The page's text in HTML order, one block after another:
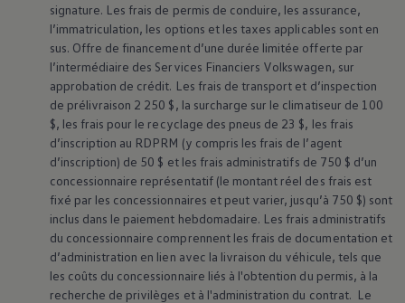
signature. Les frais de permis de conduire, les assurance,
l’immatriculation, les options et les taxes applicables sont en
sus. Offre de financement d’une durée limitée offerte par
l’intermédiaire des Services Financiers Volkswagen, sur
approbation de crédit. Les frais de transport et d’inspection
de prélivraison 2 250 $, la surcharge sur le climatiseur de 100
$, les frais pour le recyclage des pneus de 23 $, les frais
d’inscription au RDPRM (y compris les frais de l’agent
d’inscription) de 50 $ et les frais administratifs de 750 $ d’un
concessionnaire représentatif (le montant réel des frais est
fixé par les concessionnaires et peut varier, jusqu’à 750 $) sont
inclus dans le paiement hebdomadaire. Les frais administratifs
du concessionnaire comprennent les frais de documentation et
d’administration en lien avec la livraison du véhicule, tels que
les coûts du concessionnaire liés à l'obtention du permis, à la
recherche de privilèges et à l'administration du contrat. Le